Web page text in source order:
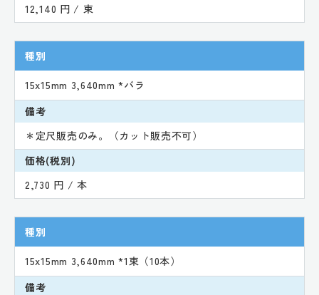
12,140 円 / 束
種別
15x15mm 3,640mm *バラ
備考
＊定尺販売のみ。（カット販売不可）
価格(税別)
2,730 円 / 本
種別
15x15mm 3,640mm *1束（10本）
備考